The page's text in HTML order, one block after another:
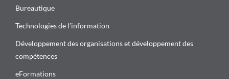
Bureautique
Technologies de l’information
Développement des organisations et développement des
compétences
eFormations